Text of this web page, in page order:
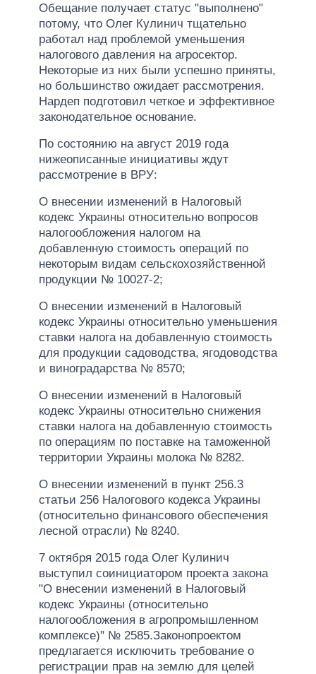
Обещание получает статус "выполнено"
потому, что Олег Кулинич тщательно
работал над проблемой уменьшения
налогового давления на агросектор.
Некоторые из них были успешно приняты,
но большинство ожидает рассмотрения.
Нардеп подготовил четкое и эффективное
законодательное основание.
По состоянию на август 2019 года
нижеописанные инициативы ждут
рассмотрение в ВРУ:
О внесении изменений в Налоговый
кодекс Украины относительно вопросов
налогообложения налогом на
добавленную стоимость операций по
некоторым видам сельскохозяйственной
продукции № 10027-2;
О внесении изменений в Налоговый
кодекс Украины относительно уменьшения
ставки налога на добавленную стоимость
для продукции садоводства, ягодоводства
и виноградарства № 8570;
О внесении изменений в Налоговый
кодекс Украины относительно снижения
ставки налога на добавленную стоимость
по операциям по поставке на таможенной
территории Украины молока № 8282.
О внесении изменений в пункт 256.3
статьи 256 Налогового кодекса Украины
(относительно финансового обеспечения
лесной отрасли) № 8240.
7 октября 2015 года Олег Кулинич
выступил соинициатором проекта закона
"О внесении изменений в Налоговый
кодекс Украины (относительно
налогообложения в агропромышленном
комплексе)" № 2585.Законопроектом
предлагается исключить требование о
регистрации прав на землю для целей